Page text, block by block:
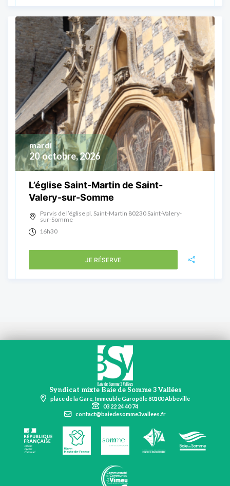
20 octobre, 2026
mardi
L’église Saint-Martin de Saint-
Valery-sur-Somme
Parvis de l’église pl. Saint-Martin 80230 Saint-Valery-
sur-Somme
16h30
JE RÉSERVE
Syndicat mixte Baie de Somme 3 Vallées
place de la Gare, Immeuble Garopôle 80100 Abbeville
03 22 24 40 74
contact@baiedesomme3vallees.fr